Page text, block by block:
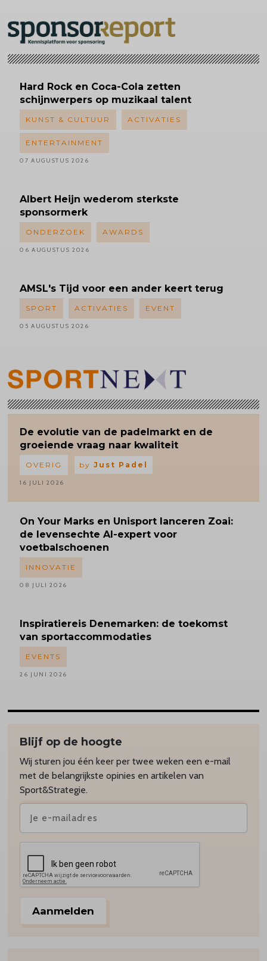
Hard Rock en Coca-Cola zetten
schijnwerpers op muzikaal talent
KUNST & CULTUUR ACTIVATIES
ENTERTAINMENT
07 AUGUSTUS 2026
Albert Heijn wederom sterkste
sponsormerk
ONDERZOEK AWARDS
06 AUGUSTUS 2026
AMSL's Tijd voor een ander keert terug
SPORT ACTIVATIES EVENT
05 AUGUSTUS 2026
De evolutie van de padelmarkt en de
groeiende vraag naar kwaliteit
OVERIG by Just Padel
16 JULI 2026
On Your Marks en Unisport lanceren Zoai:
de levensechte AI-expert voor
voetbalschoenen
INNOVATIE
08 JULI 2026
Inspiratiereis Denemarken: de toekomst
van sportaccommodaties
EVENTS
26 JUNI 2026
Blijf op de hoogte
Wij sturen jou één keer per twee weken een e-mail
met de belangrijkste opinies en artikelen van
Sport&Strategie.
Aanmelden